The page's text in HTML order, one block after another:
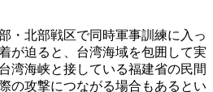
・北部戦区で同時軍事訓練に入っ
が迫ると、台湾海域を包囲して実
湾海峡と接している福建省の民間
の攻撃につながる場合もあるとい